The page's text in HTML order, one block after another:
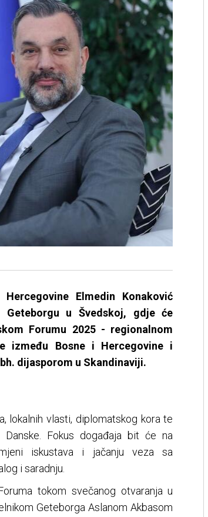
Elmedin Konaković
u Švedskoj, gdje će
Forumu 2025 - regionalnom
između Bosne i Hercegovine i
dijasporom u Skandinaviji.
lokalnih vlasti, diplomatskog kora te
Fokus događaja bit će na
iskustava i jačanju veza sa
i saradnju.
tokom svečanog otvaranja u
Geteborga Aslanom Akbasom